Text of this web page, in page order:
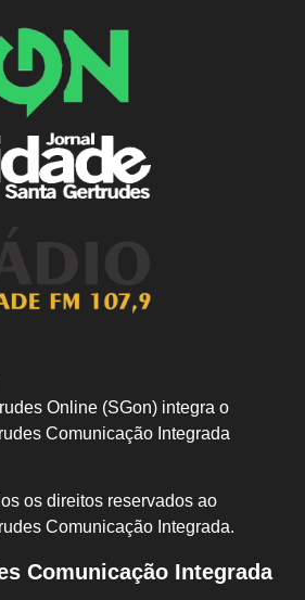
Online (SGon) integra o
Comunicação Integrada
os direitos reservados ao
Comunicação I ntegrada.
Comunicação Integrada